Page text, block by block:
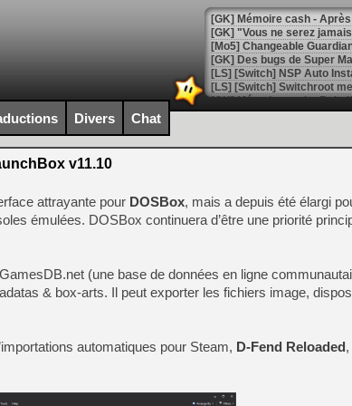
[GK] Mémoire cash -
[GK] "Vous ne serez
[Mo5] Changeable
[GK] Des bugs de Super
[LS] [Switch] NSP Auto
[GK] La saga horrifique
[GK] Le portage de Super
[Mo5] Le jeu de course
[GK] Guillermo del Toro
[LTF] Eté 2026 - Séquence
[GK] Mistfall Hunter : déjà
[GK] Wo Long 2 évolue
[GK] Crossfire : un TPS à
[LS] [PS5] Premiers
Divers Chat
v11.10
attrayante pour DOSBox, mais a depuis été élargi
émulées. DOSBox continuera d’être une priorité
(une base de données en ligne
& box-arts. Il peut exporter les fichiers image,
automatiques pour Steam, D-Fend Reloaded